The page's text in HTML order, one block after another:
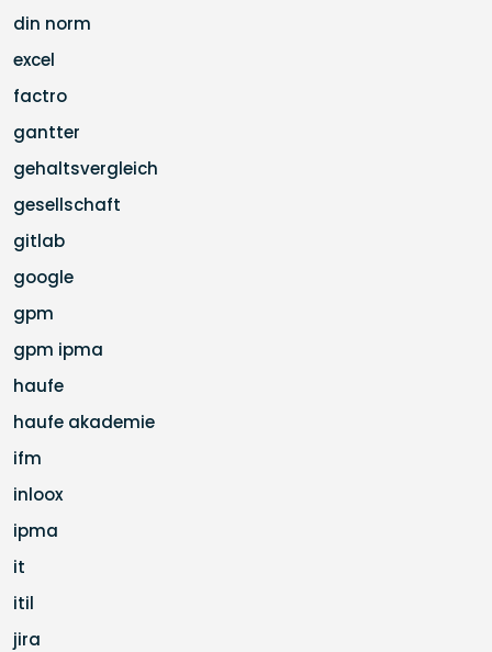
din norm
excel
factro
gantter
gehaltsvergleich
gesellschaft
gitlab
google
gpm
gpm ipma
haufe
haufe akademie
ifm
inloox
ipma
it
itil
jira